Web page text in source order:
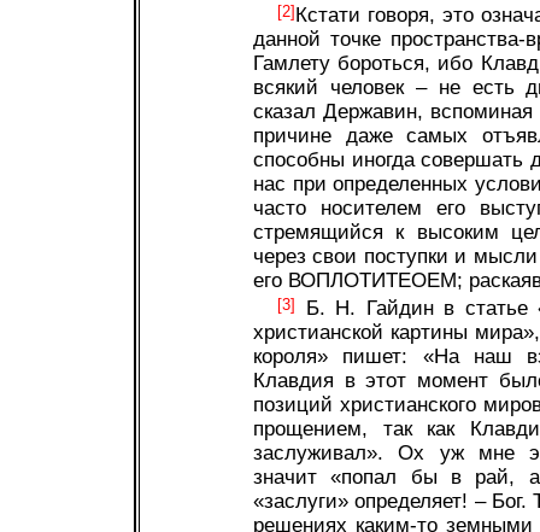
[2] Кстати говоря, это
данной точке
Гамлету бороться, ибо
всякий человек – не есть
сказал Державин,
причине даже самых
способны иногда совершать
нас при определенных
часто носителем его
стремящийся к высоким
через свои поступки и
его ВОПЛОТИТЕОЕМ;
[3]
Б. Н. Гайдин в статье
христианской картины
короля» пишет: «На наш
Клавдия в этот момент
позиций христианского
прощением, так как
заслуживал». Ох уж мне
значит «попал бы в рай,
«заслуги» определяет! –
решениях каким-то земными